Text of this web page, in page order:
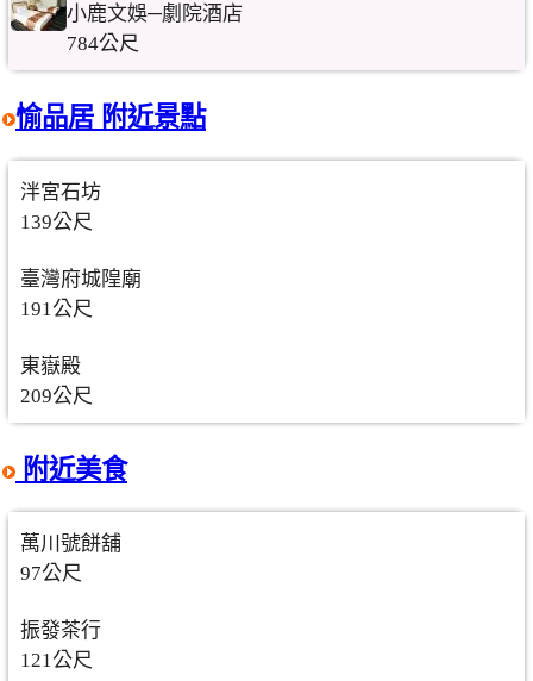
小鹿文娛─劇院酒店
784公尺
愉品居 附近景點
泮宮石坊
139公尺
臺灣府城隍廟
191公尺
東嶽殿
209公尺
附近美食
萬川號餅舖
97公尺
振發茶行
121公尺